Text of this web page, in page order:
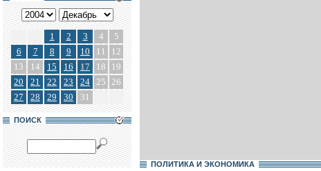
1 2 3 4
5
6
7 8 9 10 11
12
13
14 15 16 17 18
19
20
21 22 23 24 25 26
27
28 29 30 31
ПОИСК
ПОЛИТИКА И ЭКОНОМИКА